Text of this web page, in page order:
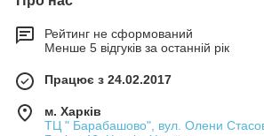
Рейтинг не сформований
Менше 5 відгуків за останній рік
Працює з 24.02.2017
м. Харків
ТЦ " Барабашово", вул. Олени